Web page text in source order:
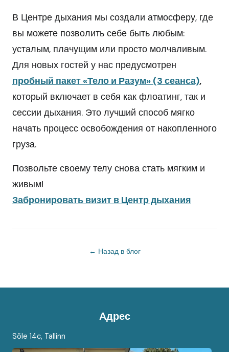
В Центре дыхания мы создали атмосферу, где
вы можете позволить себе быть любым:
усталым, плачущим или просто молчаливым.
Для новых гостей у нас предусмотрен
пробный пакет «Тело и Разум» (3 сеанса),
который включает в себя как флоатинг, так и
сессии дыхания. Это лучший способ мягко
начать процесс освобождения от накопленного
груза.
Позвольте своему телу снова стать мягким и
живым!
Забронировать визит в Центр дыхания
← Назад в блог
Адрес
Sõle 14c, Tallinn